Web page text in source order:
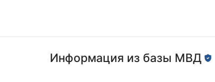
Информация из базы МВД